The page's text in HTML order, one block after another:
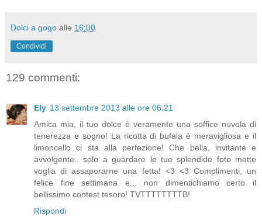
Dolci a gogo alle 16:00
Condividi
129 commenti:
Ely 13 settembre 2013 alle ore 06:21
Amica mia, il tuo dolce è veramente una soffice nuvola di
tenerezza e sogno! La ricotta di bufala è meravigliosa e il
limoncello ci sta alla perfezione! Che bella, invitante e
avvolgente.. solo a guardare le tue splendide foto mette
voglia di assaporarne una fetta! <3 <3 Complimenti, un
felice fine settimana e... non dimentichiamo certo il
bellissimo contest tesoro! TVTTTTTTTTB!
Rispondi